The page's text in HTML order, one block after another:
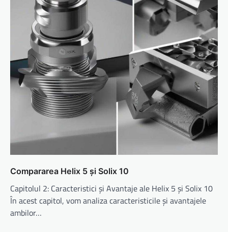
Compararea Helix 5 și Solix 10
Capitolul 2: Caracteristici și Avantaje ale Helix 5 și Solix 10
În acest capitol, vom analiza caracteristicile și avantajele
ambilor…